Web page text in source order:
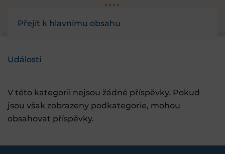
Přejít k hlavnímu obsahu
Události
V této kategorii nejsou žádné příspěvky. Pokud
jsou však zobrazeny podkategorie, mohou
obsahovat příspěvky.